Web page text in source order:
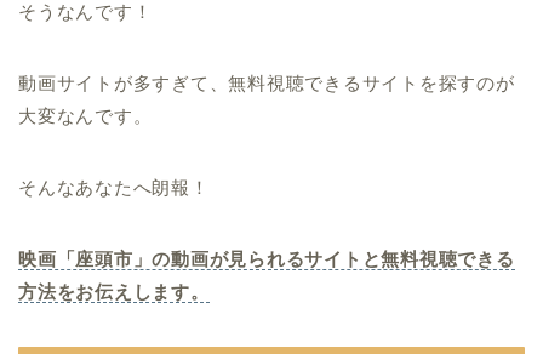
そうなんです！
動画サイトが多すぎて、無料視聴できるサイトを探すのが
大変なんです。
そんなあなたへ朗報！
映画「座頭市」の動画が見られるサイトと無料視聴できる
方法をお伝えします。